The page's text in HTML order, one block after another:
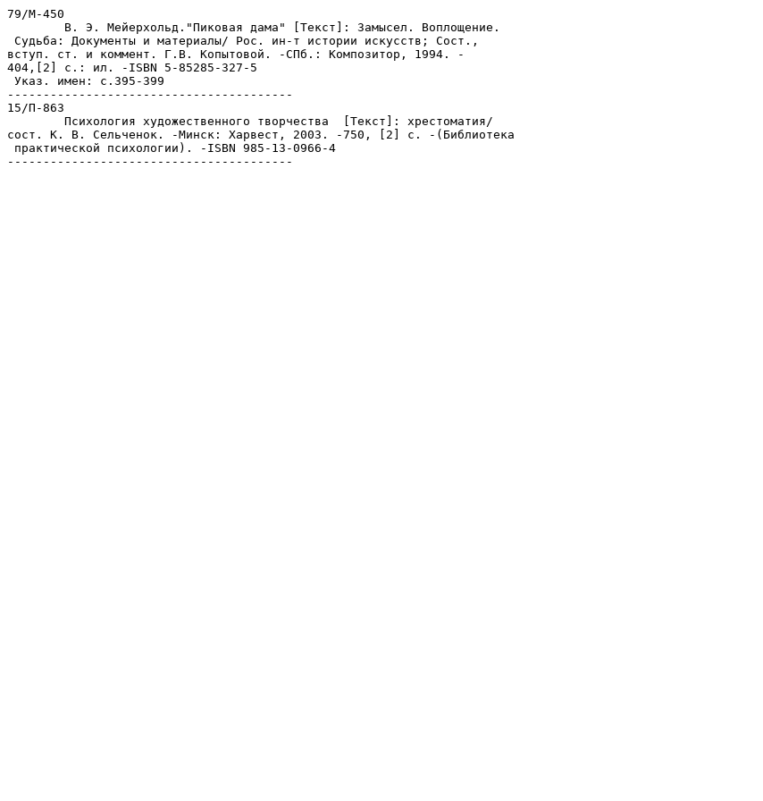
79/М-450
Судьба: Документы и материалы/ Рос. ин-т истории искусств; Сост.,
вступ. ст. и коммент. Г.В. Копытовой. -СПб.: Композитор, 1994. -
404,[2] с.: ил. -ISBN 5-85285-327-5
Указ. имен: с.395-399
----------------------------------------
15/П-863
сост. К. В. Сельченок. -Минск: Харвест, 2003. -750, [2] с. -(Библиотека
практической психологии). -ISBN 985-13-0966-4
----------------------------------------